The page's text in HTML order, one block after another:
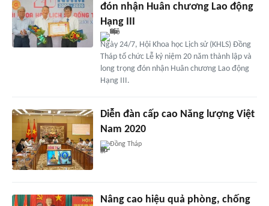
đón nhận Huân chương Lao động
Hạng III
Ngày 24/7, Hội Khoa học Lịch sử (KHLS) Đồng
Tháp tổ chức Lễ kỷ niệm 20 năm thành lập và
long trọng đón nhận Huân chương Lao động
Hạng III.
Diễn đàn cấp cao Năng lượng Việt
Nam 2020
Đồng Tháp
Nâng cao hiệu quả phòng, chống